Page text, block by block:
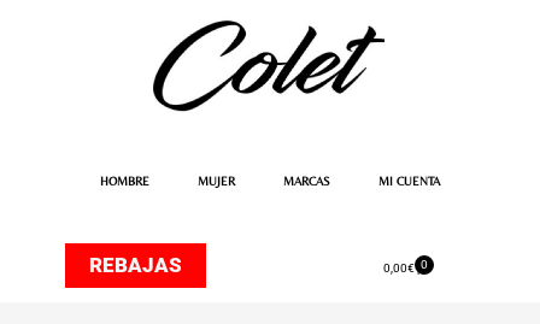
HOMBRE MUJER MARCAS MI CUENTA
REBAJAS 0,00€ 0
Carrito